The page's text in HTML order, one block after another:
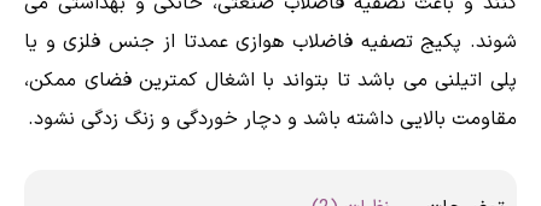
شوند. پکیج تصفیه فاضلاب هوازی عمدتا از جنس فلزی و یا
پلی اتیلنی می باشد تا بتواند با اشغال کمترین فضای ممکن،
مقاومت بالایی داشته باشد و دچار خوردگی و زنگ زدگی نشود.